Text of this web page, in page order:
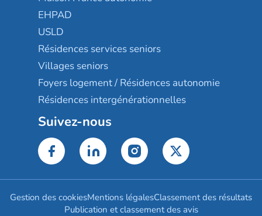
EHPAD
USLD
Résidences services seniors
Villages seniors
Foyers logement / Résidences autonomie
Résidences intergénérationnelles
Suivez-nous
Gestion des cookiesMentions légalesClassement des résultats
Publication et classement des avis